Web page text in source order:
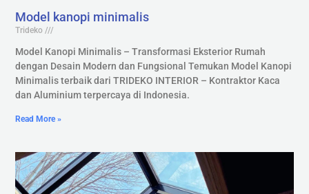
Model kanopi minimalis
Trideko
Model Kanopi Minimalis – Transformasi Eksterior Rumah
dengan Desain Modern dan Fungsional Temukan Model Kanopi
Minimalis terbaik dari TRIDEKO INTERIOR – Kontraktor Kaca
dan Aluminium terpercaya di Indonesia.
Read More »